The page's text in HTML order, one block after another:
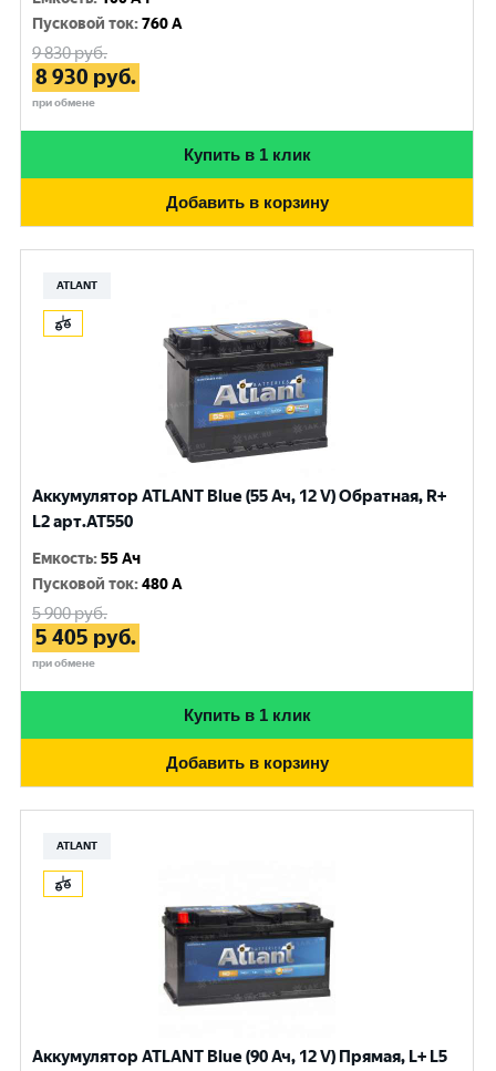
Пусковой ток:760 A
9 830руб.
8 930 руб.
при обмене
Купить в 1 клик
Добавить в корзину
ATLANT
Аккумулятор ATLANT Blue (55 Ач, 12 V) Обратная, R+
L2 арт.AT550
Емкость:55 Ач
Пусковой ток:480 A
5 900руб.
5 405 руб.
при обмене
Купить в 1 клик
Добавить в корзину
ATLANT
Аккумулятор ATLANT Blue (90 Ач, 12 V) Прямая, L+ L5